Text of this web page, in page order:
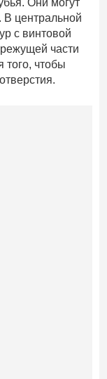
центральной
с винтовой
части
того, чтобы